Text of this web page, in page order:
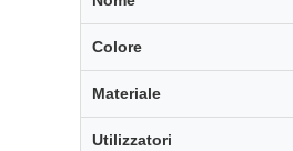
Colore
Materiale
Utilizzatori